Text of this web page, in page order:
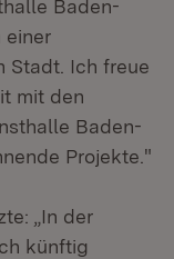
Baden-
einer
Stadt. Ich freue
mit den
Baden-
Projekte."
„In der
künftig